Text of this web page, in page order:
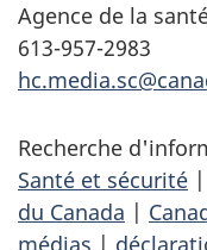
Agence de la
613-957-2983
Recherche
Santé et sécurité |
du Canada |